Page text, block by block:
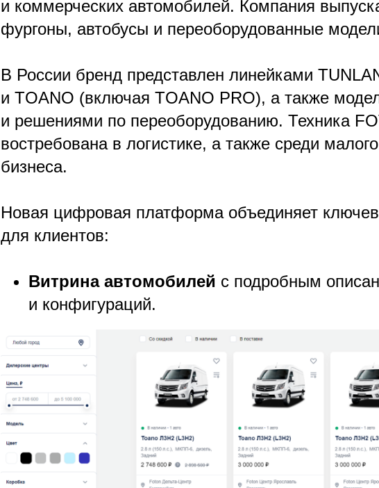
и коммерческих автомобилей. Компания
фургоны, автобусы и переоборудованные
В России бренд представлен линейками
и TOANO (включая TOANO PRO), а также
и решениями по переоборудованию. Техника
востребована в логистике, а также среди
бизнеса.
Новая цифровая платформа объединяет
для клиентов:
Витрина автомобилей с подробным
и конфигураций.